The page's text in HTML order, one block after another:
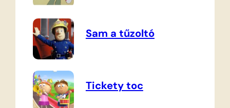
Sam a tűzoltó
Tickety toc